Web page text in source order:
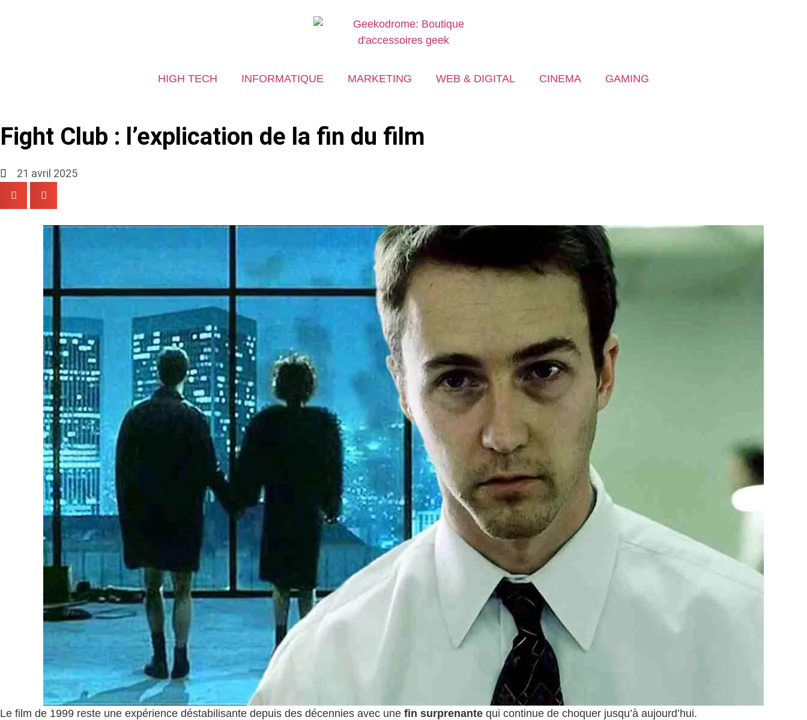
HIGH TECH INFORMATIQUE MARKETING WEB & DIGITAL CINEMA GAMING
Fight Club : l’explication de la fin du film
21 avril 2025
Le film de 1999 reste une expérience déstabilisante depuis des décennies avec une fin surprenante qui continue de choquer jusqu’à aujourd’hui.